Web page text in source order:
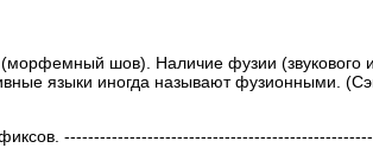
шов). Наличие фузии (звукового
языки иногда называют фузионными.